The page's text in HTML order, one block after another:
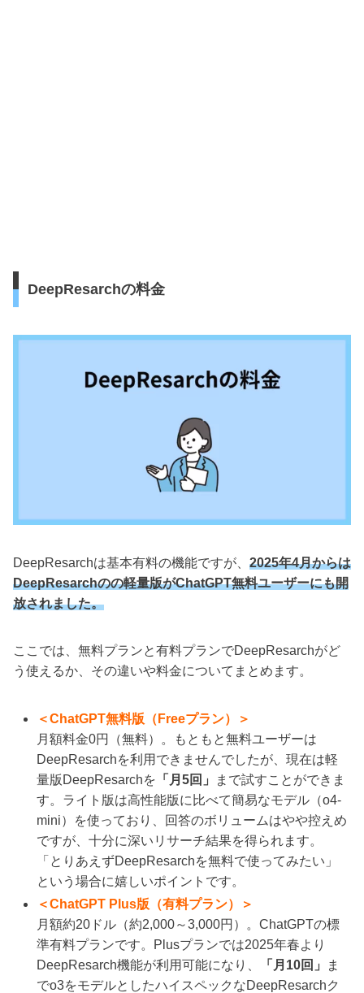
DeepResarchの料金
DeepResarchは基本有料の機能ですが、 2025年4月からは
DeepResarchのの軽量版がChatGPT無料ユーザーにも開
放されました。
ここでは、無料プランと有料プランでDeepResarchがど
う使えるか、その違いや料金についてまとめます。
＜ChatGPT無料版（Freeプラン）＞
月額料金0円（無料）。もともと無料ユーザーは
DeepResarchを利用できませんでしたが、現在は軽
量版DeepResarchを 「月5回」
まで試すことができま
す。ライト版は高性能版に比べて簡易なモデル（o4-
mini）を使っており、回答のボリュームはやや控えめ
ですが、十分に深いリサーチ結果を得られます。
「とりあえずDeepResarchを無料で使ってみたい」
という場合に嬉しいポイントです。
＜ChatGPT Plus版（有料プラン）＞
月額約20ドル（約2,000～3,000円）。ChatGPTの標
準有料プランです。Plusプランでは2025年春より
DeepResarch機能が利用可能になり、
「月10回」
ま
でo3をモデルとしたハイスペックなDeepResarchク